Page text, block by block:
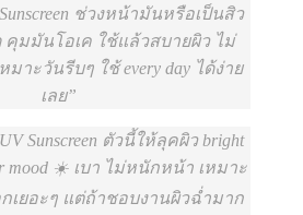
Sunscreen ช่วงหน้ามันหรือเป็นสิว
มมันโอเค ใช้แล้วสบายผิว ไม่
มาะวันรีบๆ ใช้ every day ได้ง่าย
เลย
Sunscreen ตัวนี้ให้ลุคผิว bright
mood ☀️ เบา ไม่หนักหน้า เหมาะ
เยอะๆ แต่ถ้าชอบงานผิวฉ่ำมาก